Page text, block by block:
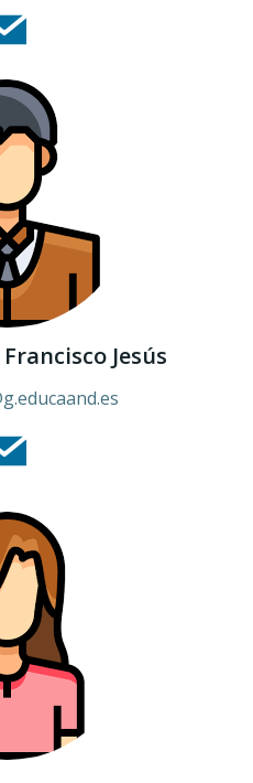
Jesús